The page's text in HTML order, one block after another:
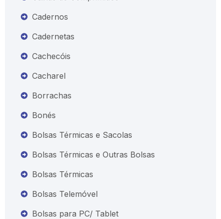
Cadernos
Cadernetas
Cachecóis
Cacharel
Borrachas
Bonés
Bolsas Térmicas e Sacolas
Bolsas Térmicas e Outras Bolsas
Bolsas Térmicas
Bolsas Telemóvel
Bolsas para PC/ Tablet